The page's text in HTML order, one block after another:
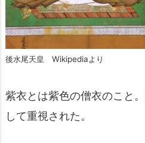
後水尾天皇 Wikipediaより
紫衣とは紫色の僧衣のこと
して重視された。